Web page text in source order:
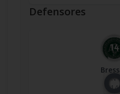
Defensores
Nº
14